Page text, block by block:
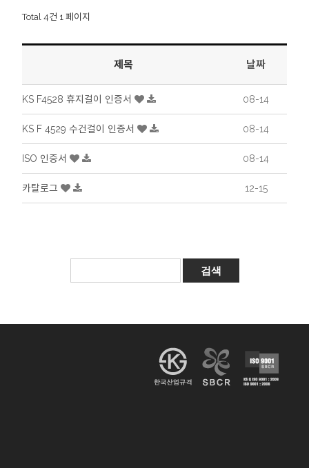
Total 4건 1 페이지
제목 날짜
KS F4528 휴지걸이 인증서 08-14
KS F 4529 수건걸이 인증서 08-14
ISO 인증서 08-14
카탈로그 12-15